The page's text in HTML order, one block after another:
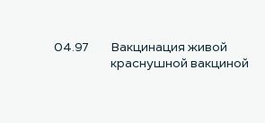
04.97
Вакцинация живой
краснушной вакциной